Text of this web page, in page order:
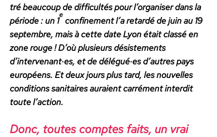
tré beau­coup de dif­fi­cultés pour l’or­gan­is­er dans la
péri­ode : un 1
e
con­fine­ment l’a retardé de juin au 19
sep­tem­bre, mais à cette date Lyon était classé en
zone rouge ! D’où plusieurs désis­te­ments
d’intervenant·es, et de délégué·es d’autres pays
européens. Et deux jours plus tard, les nou­velles
con­di­tions san­i­taires auraient car­ré­ment inter­dit
toute l’ac­tion.
Donc, toutes comptes faits, un vrai